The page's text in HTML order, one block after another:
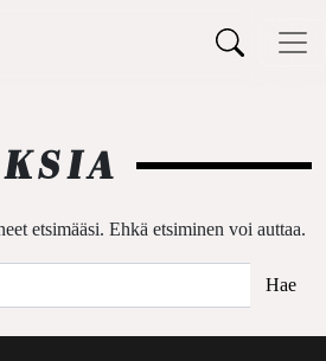
etsimääsi. Ehkä etsiminen voi auttaa.